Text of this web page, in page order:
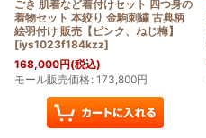
ごき 肌着など着付けセット 四つ身の
着物セット 本絞り 金駒刺繍 古典柄
絵羽付け 販売【ピンク、ねじ梅】
[iys1023f184kzz]
168,000円(税込)
モール販売価格: 173,800円